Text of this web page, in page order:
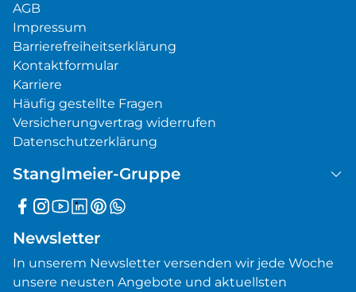
AGB
Impressum
Barrierefreiheitserklärung
Kontaktformular
Karriere
Häufig gestellte Fragen
Versicherungvertrag widerrufen
Datenschutzerklärung
Stanglmeier-Gruppe
Newsletter
In unserem Newsletter versenden wir jede Woche
unsere neusten Angebote und aktuellsten